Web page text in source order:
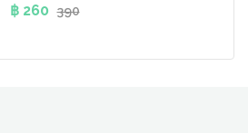
฿ 260 390